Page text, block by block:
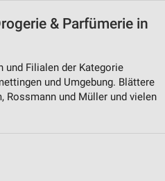
& Parfümerie in
und Filialen der Kategorie
und Umgebung. Blättere
Rossmann und Müller und vielen